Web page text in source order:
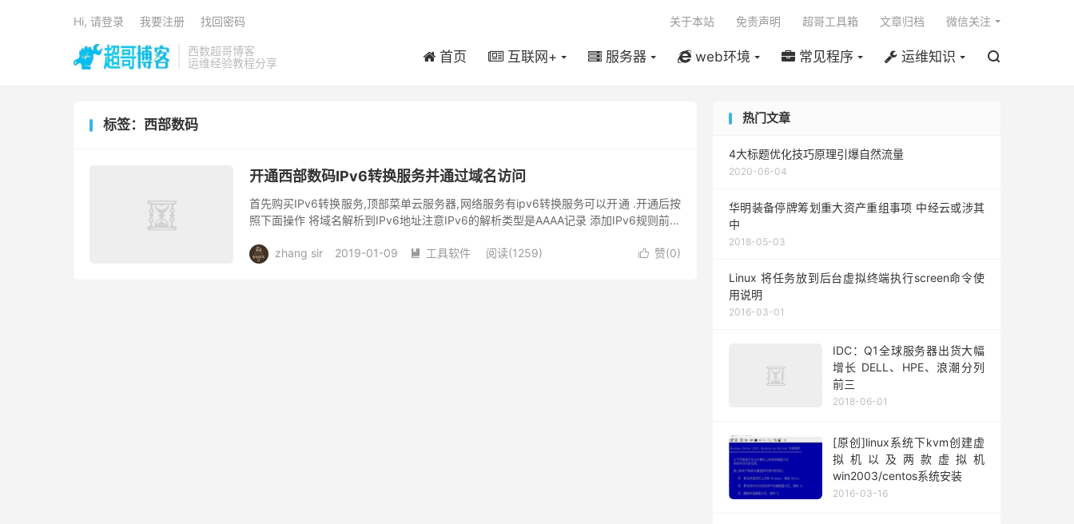
西数超哥博客
运维经验教程分享
首页 互联网+ 服务器 web环境 常见程序 运维知识 
关于本站 免责声明 超哥工具箱 文章归档 微信关注
Hi, 请登录 我要注册 找回密码
标签：西部数码
开通西部数码IPv6转换服务并通过域名访问
首先购买IPv6转换服务,顶部菜单云服务器,网络服务有ipv6转换服务可以开通 .开通后按
照下面操作 将域名解析到IPv6地址注意IPv6的解析类型是AAAA记录 添加IPv6规则前提
 赞(0)
zhang sir 2019-01-09  工具软件 阅读(1259)
热门文章
4大标题优化技巧原理引爆自然流量
2020-06-04
华明装备停牌筹划重大资产重组事项 中经云或涉其
中
2018-05-03
Linux 将任务放到后台虚拟终端执行screen命令使
用说明
2016-03-01
IDC：Q1全球服务器出货大幅
增长 DELL、HPE、浪潮分列
前三
2018-06-01
[原创]linux系统下kvm创建虚
拟机以及两款虚拟机
win2003/centos系统安装
2016-03-16